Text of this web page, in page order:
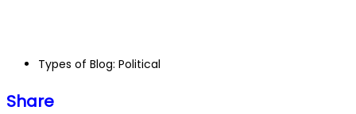
Types of Blog: Political
Share